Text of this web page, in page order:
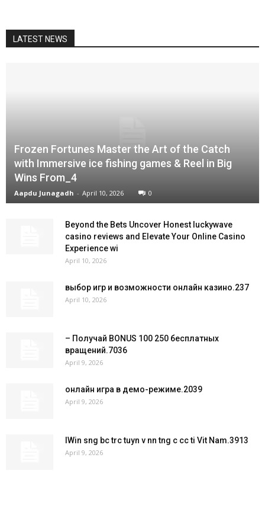
LATEST NEWS
Frozen Fortunes Master the Art of the Catch
with Immersive ice fishing games & Reel in Big
Wins From_4
Aapdu Junagadh - April 10, 2026 0
Beyond the Bets Uncover Honest luckywave
casino reviews and Elevate Your Online Casino
Experience wi
April 10, 2026
выбор игр и возможности онлайн казино.237
April 10, 2026
– Получай BONUS 100 250 бесплатных
вращений.7036
April 9, 2026
онлайн игра в демо-режиме.2039
April 9, 2026
IWin sng bc trc tuyn v nn tng c cc ti Vit Nam.3913
April 9, 2026